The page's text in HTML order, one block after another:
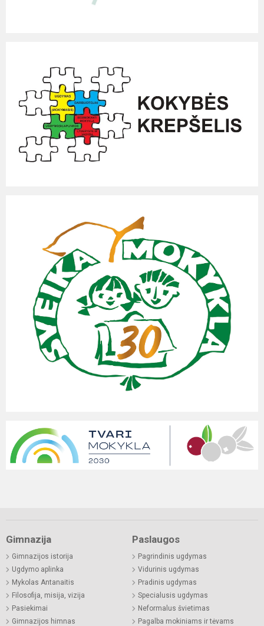
Gimnazija
Gimnazijos istorija
Ugdymo aplinka
Mykolas Antanaitis
Filosofija, misija, vizija
Pasiekimai
Gimnazijos himnas
Paslaugos
Pagrindinis ugdymas
Vidurinis ugdymas
Pradinis ugdymas
Specialusis ugdymas
Neformalus švietimas
Pagalba mokiniams ir tėvams